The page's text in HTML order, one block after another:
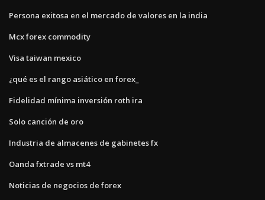
Persona exitosa en el mercado de valores en la india
Mcx forex commodity
Visa taiwan mexico
¿qué es el rango asiático en forex_
Fidelidad mínima inversión roth ira
Solo canción de oro
Industria de almacenes de gabinetes fx
Oanda fxtrade vs mt4
Noticias de negocios de forex